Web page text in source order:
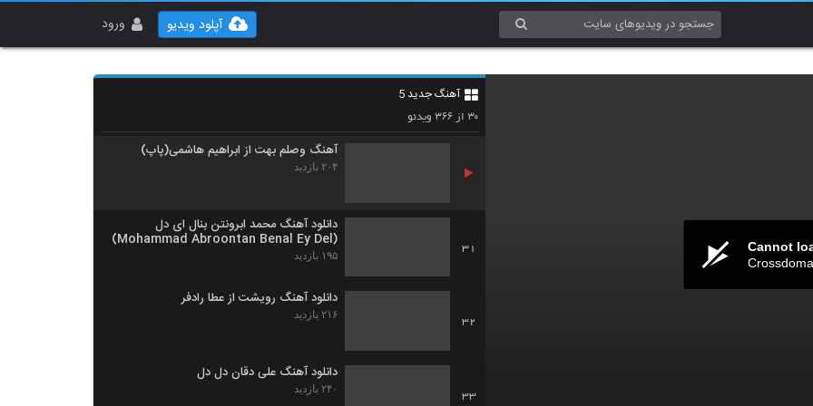
ورود آپلود ویدیو
Cannot
آهنگ جدید 5
۳۰از ۳۶۶ویدئو
29
دانلود آهنگ قصه تنهایی ما از بهرام راد به همراه
آهنگ وصلم بهت از ابراهیم هاشمی(پاپ)
۲۰۴ بازدید
31
دانلود آهنگ محمد ابرونتن بنال ای دل
(Mohammad Abroontan Benal Ey Del)
۱۹۵ بازدید
32
دانلود آهنگ رویشت از عطا رادفر
۲۱۶ بازدید
33
دانلود آهنگ علی دقان دل دل
۲۴۰ بازدید